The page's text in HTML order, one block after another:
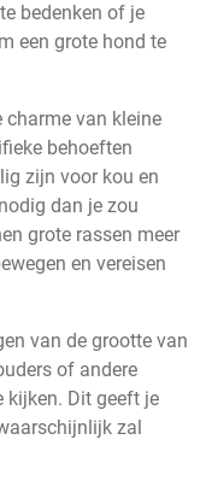
bedenken of je
een grote hond te
charme van kleine
behoeften
zijn voor kou en
dan je zou
grote rassen meer
en vereisen
van de grootte van
of andere
kijken. Dit geeft je
zal